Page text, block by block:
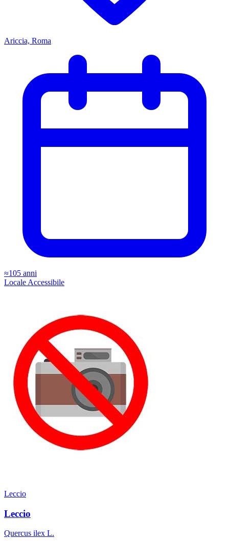
Ariccia, Roma
≈105 anni
Locale Accessibile
Leccio
Leccio
Quercus ilex L.